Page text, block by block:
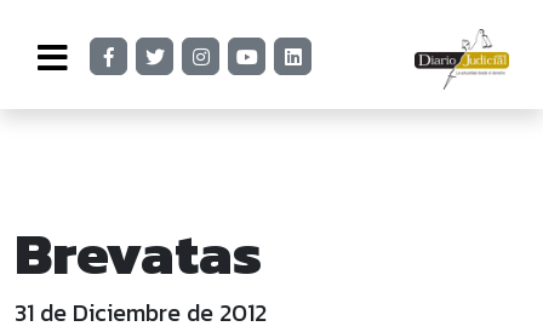
Brevatas
31 de Diciembre de 2012